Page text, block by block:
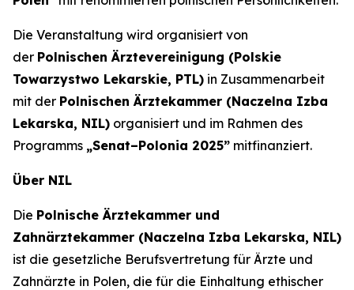
Die Veranstaltung wird organisiert von
der Polnischen Ärztevereinigung (Polskie
Towarzystwo Lekarskie, PTL) in Zusammenarbeit
mit der Polnischen Ärztekammer (Naczelna Izba
Lekarska, NIL) organisiert und im Rahmen des
Programms „Senat–Polonia 2025” mitfinanziert.
Über NIL
Die Polnische Ärztekammer und
Zahnärztekammer (Naczelna Izba Lekarska, NIL)
ist die gesetzliche Berufsvertretung für Ärzte und
Zahnärzte in Polen, die für die Einhaltung ethischer